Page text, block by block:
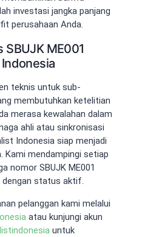
investasi jangka panjang
perusahaan Anda.
SBUJK ME001
teknis untuk sub-
membutuhkan ketelitian
merasa kewalahan dalam
ahli atau sinkronisasi
Indonesia siap menjadi
Kami mendampingi setiap
nomor SBUJK ME001
dengan status aktif.
pelanggan kami melalui
atau kunjungi akun
untuk